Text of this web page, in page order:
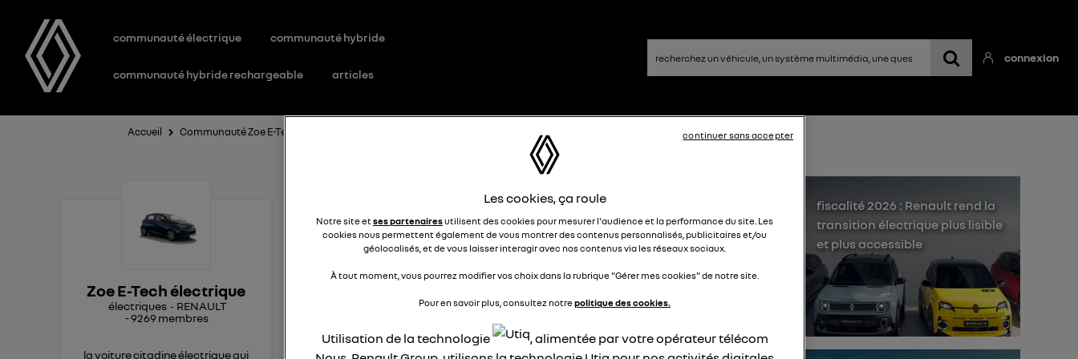
communauté électrique communauté hybride
communauté hybride rechargeable articles
connexion
Accueil Communauté Zoe E-Tech électrique
Zoe E-Tech électrique
électriques
RENAULT
-9269 membres
la voiture citadine électrique qui
consommation
Jumper
Le5 février 2023à23:27
Bonjour, J'ai fait faire la première révision de ma Zoe r135, et depuis
maintenant , je suis au delà de 17 KW/100, alors que je fais le même
trajet.J'ai l'impression que le mode Eco ne fonctionne pas. Est-ce-
que quelqu'un a déjà eu le problème ? merci
fiscalité 2026 : Renault rend la
transition électrique plus lisible
et plus accessible
Les cookies, ça roule
Notre site etses partenairesutilisent des cookies pour mesurer l'audience et la performance du site. Les
cookies nous permettent également de vous montrer des contenus personnalisés, publicitaires et/ou
géolocalisés, et de vous laisser interagir avec nos contenus via les réseaux sociaux.
À tout moment, vous pourrez modifier vos choix dans la rubrique "Gérer mes cookies" de notre site.
Pour en savoir plus, consultez notrepolitique des cookies.
Utilisation de la technologie
, alimentée par votre opérateur télécom
continuer sans accepter